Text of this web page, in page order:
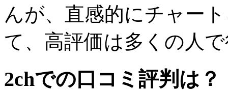
んが、直感的にチャー
て、高評価は多くの人
2chでの口コミ評判は？